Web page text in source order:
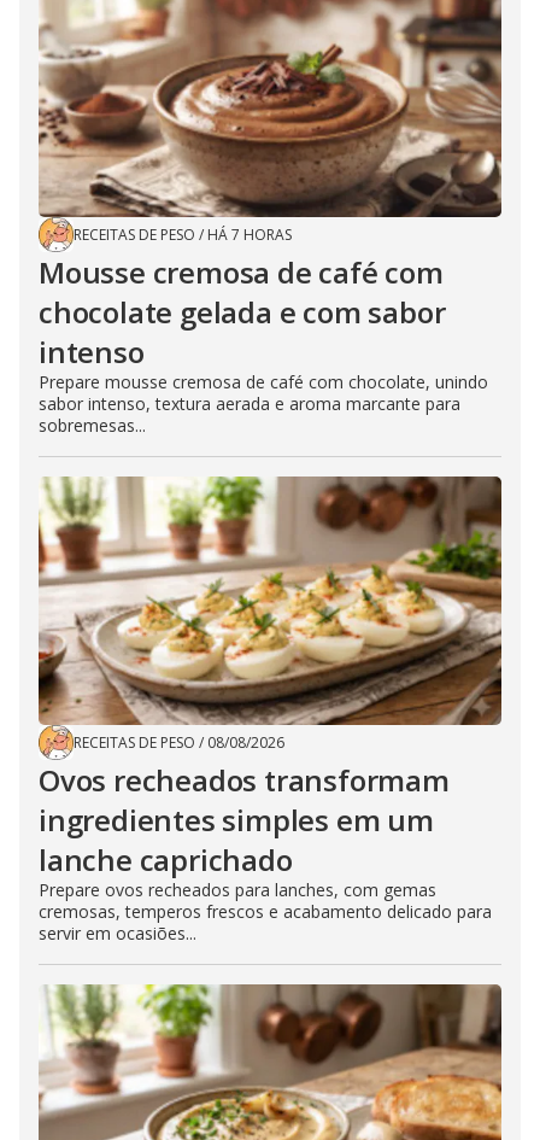
RECEITAS DE PESO / HÁ 7 HORAS
Mousse cremosa de café com
chocolate gelada e com sabor
intenso
Prepare mousse cremosa de café com chocolate, unindo
sabor intenso, textura aerada e aroma marcante para
sobremesas...
RECEITAS DE PESO / 08/08/2026
Ovos recheados transformam
ingredientes simples em um
lanche caprichado
Prepare ovos recheados para lanches, com gemas
cremosas, temperos frescos e acabamento delicado para
servir em ocasiões...